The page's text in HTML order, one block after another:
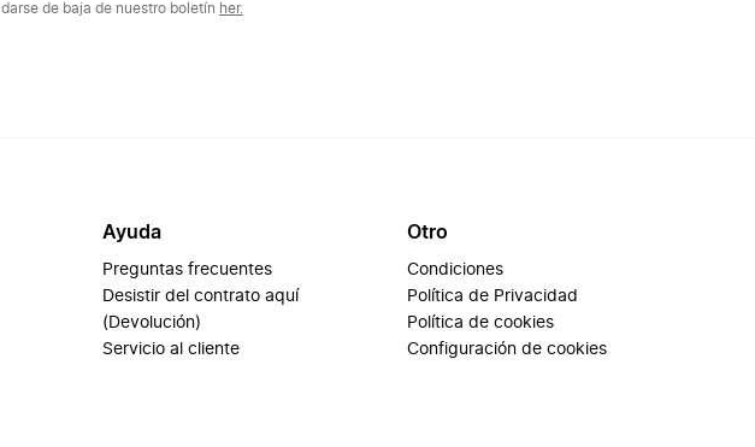
darse de baja de nuestro boletín her.
Ayuda
Preguntas frecuentes
Desistir del contrato aquí
(Devolución)
Servicio al cliente
Otro
Condiciones
Política de Privacidad
Política de cookies
Configuración de cookies